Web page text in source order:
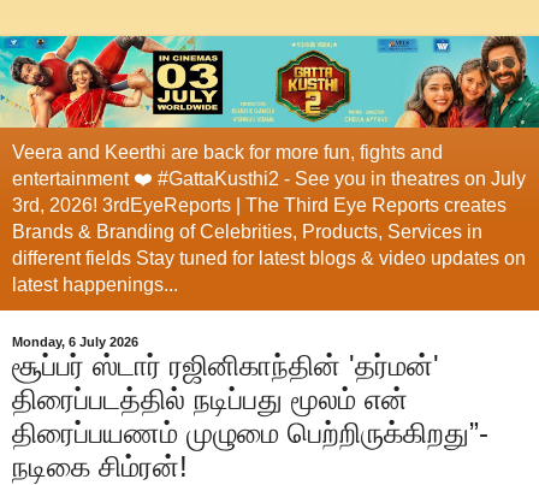
Veera and Keerthi are back for more fun, fights and
entertainment ❤️ #GattaKusthi2 - See you in theatres on July
3rd, 2026! 3rdEyeReports | The Third Eye Reports creates
Brands & Branding of Celebrities, Products, Services in
different fields Stay tuned for latest blogs & video updates on
latest happenings...
Monday, 6 July 2026
சூப்பர் ஸ்டார் ரஜினிகாந்தின் 'தர்மன்'
திரைப்படத்தில் நடிப்பது மூலம் என்
திரைப்பயணம் முழுமை பெற்றிருக்கிறது”-
நடிகை சிம்ரன்!